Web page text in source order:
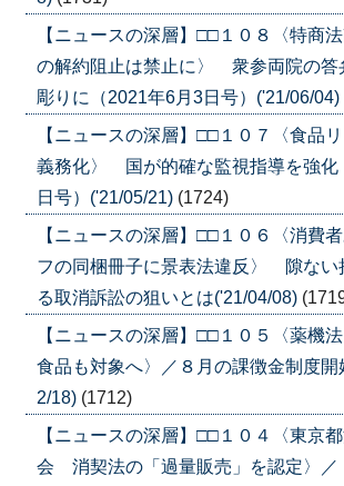
【ニュースの深層】□□１０８〈特商
の解約阻止は禁止に〉 衆参両院の答
彫りに（2021年6月3日号）('21/06/04)
【ニュースの深層】□□１０７〈食品
義務化〉 国が的確な監視指導を強化
日号）('21/05/21) (1724)
【ニュースの深層】□□１０６〈消費
フの同梱冊子に景表法違反〉 隙ない
る取消訴訟の狙いとは('21/04/08)
【ニュースの深層】□□１０５〈薬機
食品も対象へ〉／８月の課徴金制度開
2/18) (1712)
【ニュースの深層】□□１０４〈東京
会 消契法の「過量販売」を認定〉／